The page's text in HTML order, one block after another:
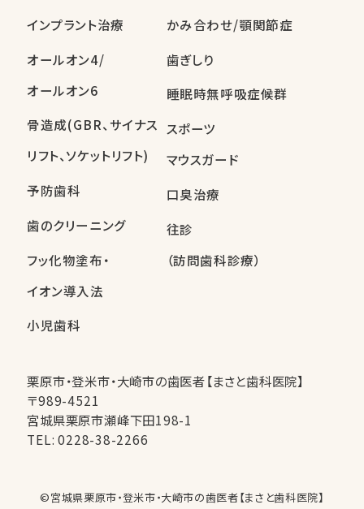
インプラント治療
オールオン4/
オールオン6
骨造成(GBR、サイナス
リフト、ソケットリフト)
予防歯科
歯のクリーニング
フッ化物塗布・
イオン導入法
小児歯科
かみ合わせ/顎関節症
歯ぎしり
睡眠時無呼吸症候群
スポーツ
マウスガード
口臭治療
往診
（訪問歯科診療）
栗原市・登米市・大崎市の歯医者【まさと歯科医院】
〒989-4521
宮城県栗原市瀬峰下田198-1
TEL:0228-38-2266
©︎宮城県栗原市・登米市・大崎市の歯医者【まさと歯科医院】